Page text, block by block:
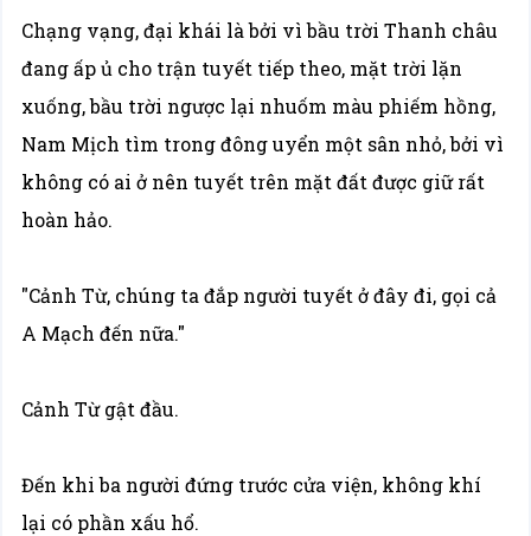
Chạng vạng, đại khái là bởi vì bầu trời Thanh châu
đang ấp ủ cho trận tuyết tiếp theo, mặt trời lặn
xuống, bầu trời ngược lại nhuốm màu phiếm hồng,
Nam Mịch tìm trong đông uyển một sân nhỏ, bởi vì
không có ai ở nên tuyết trên mặt đất được giữ rất
hoàn hảo.
"Cảnh Từ, chúng ta đắp người tuyết ở đây đi, gọi cả
A Mạch đến nữa."
Cảnh Từ gật đầu.
Đến khi ba người đứng trước cửa viện, không khí
lại có phần xấu hổ.